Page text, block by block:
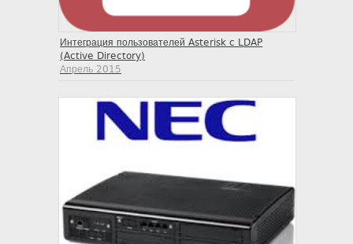
Интеграция пользователей Asterisk c LDAP
(Active Directory)
Апрель 2015